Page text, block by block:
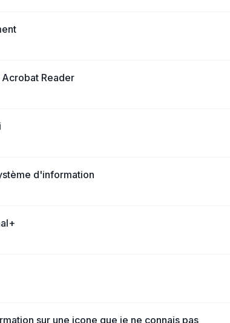
Reader
d'information
sur une icone que je ne connais pas